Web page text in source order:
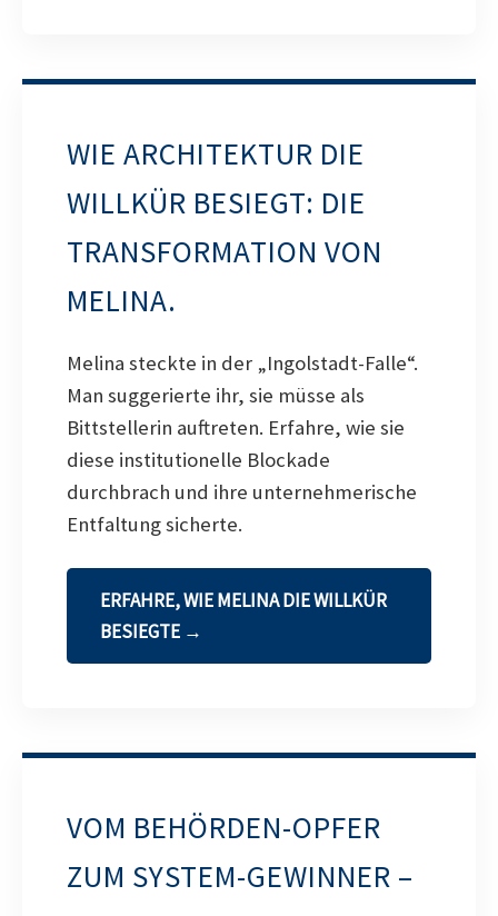
WIE ARCHITEKTUR DIE
WILLKÜR BESIEGT: DIE
TRANSFORMATION VON
MELINA.
Melina steckte in der „Ingolstadt-Falle“.
Man suggerierte ihr, sie müsse als
Bittstellerin auftreten. Erfahre, wie sie
diese institutionelle Blockade
durchbrach und ihre unternehmerische
Entfaltung sicherte.
ERFAHRE, WIE MELINA DIE WILLKÜR
BESIEGTE →
VOM BEHÖRDEN-OPFER
ZUM SYSTEM-GEWINNER –